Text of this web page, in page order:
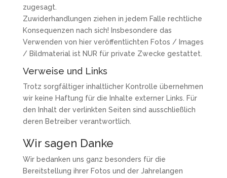
zugesagt.
Zuwiderhandlungen ziehen in jedem Falle rechtliche
Konsequenzen nach sich! Insbesondere das
Verwenden von hier veröffentlichten Fotos / Images
/ Bildmaterial ist NUR für private Zwecke gestattet.
Verweise und Links
Trotz sorgfältiger inhaltlicher Kontrolle übernehmen
wir keine Haftung für die Inhalte externer Links. Für
den Inhalt der verlinkten Seiten sind ausschließlich
deren Betreiber verantwortlich.
Wir sagen Danke
Wir bedanken uns ganz besonders für die
Bereitstellung ihrer Fotos und der Jahrelangen